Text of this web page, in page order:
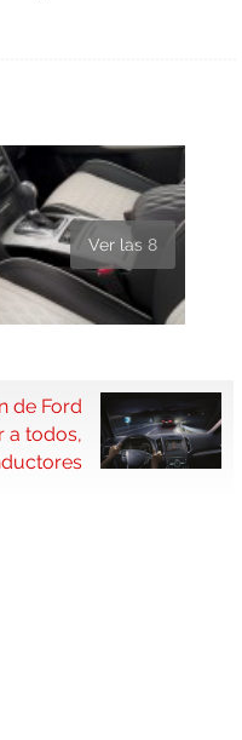
Ver las 8
de Ford
a todos,